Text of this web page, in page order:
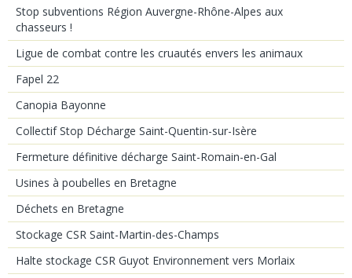
Stop subventions Région Auvergne-Rhône-Alpes aux
chasseurs !
Ligue de combat contre les cruautés envers les animaux
Fapel 22
Canopia Bayonne
Collectif Stop Décharge Saint-Quentin-sur-Isère
Fermeture définitive décharge Saint-Romain-en-Gal
Usines à poubelles en Bretagne
Déchets en Bretagne
Stockage CSR Saint-Martin-des-Champs
Halte stockage CSR Guyot Environnement vers Morlaix